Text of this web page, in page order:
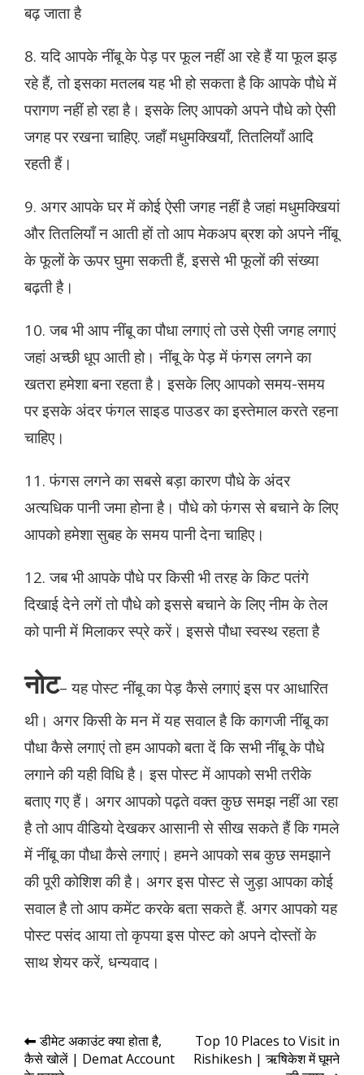
बढ़ जाता है
8. यदि आपके नींबू के पेड़ पर फूल नहीं आ रहे हैं या फूल झड़
रहे हैं, तो इसका मतलब यह भी हो सकता है कि आपके पौधे में
परागण नहीं हो रहा है। इसके लिए आपको अपने पौधे को ऐसी
जगह पर रखना चाहिए. जहाँ मधुमक्खियाँ, तितलियाँ आदि
रहती हैं।
9. अगर आपके घर में कोई ऐसी जगह नहीं है जहां मधुमक्खियां
और तितलियाँ न आती हों तो आप मेकअप ब्रश को अपने नींबू
के फूलों के ऊपर घुमा सकती हैं, इससे भी फूलों की संख्या
बढ़ती है।
10. जब भी आप नींबू का पौधा लगाएं तो उसे ऐसी जगह लगाएं
जहां अच्छी धूप आती हो। नींबू के पेड़ में फंगस लगने का
खतरा हमेशा बना रहता है। इसके लिए आपको समय-समय
पर इसके अंदर फंगल साइड पाउडर का इस्तेमाल करते रहना
चाहिए।
11. फंगस लगने का सबसे बड़ा कारण पौधे के अंदर
अत्यधिक पानी जमा होना है। पौधे को फंगस से बचाने के लिए
आपको हमेशा सुबह के समय पानी देना चाहिए।
12. जब भी आपके पौधे पर किसी भी तरह के किट पतंगे
दिखाई देने लगें तो पौधे को इससे बचाने के लिए नीम के तेल
को पानी में मिलाकर स्प्रे करें। इससे पौधा स्वस्थ रहता है
नोट– यह पोस्ट नींबू का पेड़ कैसे लगाएं इस पर आधारित
थी। अगर किसी के मन में यह सवाल है कि कागजी नींबू का
पौधा कैसे लगाएं तो हम आपको बता दें कि सभी नींबू के पौधे
लगाने की यही विधि है। इस पोस्ट में आपको सभी तरीके
बताए गए हैं। अगर आपको पढ़ते वक्त कुछ समझ नहीं आ रहा
है तो आप वीडियो देखकर आसानी से सीख सकते हैं कि गमले
में नींबू का पौधा कैसे लगाएं। हमने आपको सब कुछ समझाने
की पूरी कोशिश की है। अगर इस पोस्ट से जुड़ा आपका कोई
सवाल है तो आप कमेंट करके बता सकते हैं. अगर आपको यह
पोस्ट पसंद आया तो कृपया इस पोस्ट को अपने दोस्तों के
साथ शेयर करें, धन्यवाद।
Post
डीमेट अकाउंट क्या होता है,
कैसे खोलें | Demat Account
Top 10 Places to Visit in
Rishikesh | ऋषिकेश में घूमने